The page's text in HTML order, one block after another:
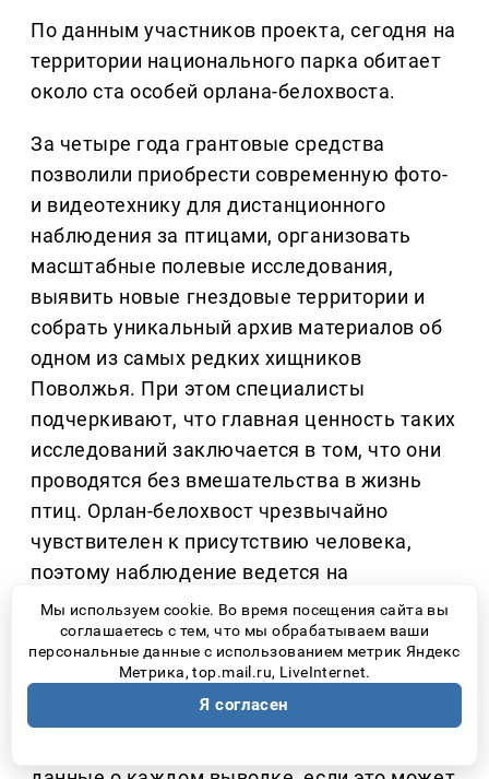
По данным участников проекта, сегодня на
территории национального парка обитает
около ста особей орлана-белохвоста.
За четыре года грантовые средства
позволили приобрести современную фото-
и видеотехнику для дистанционного
наблюдения за птицами, организовать
масштабные полевые исследования,
выявить новые гнездовые территории и
собрать уникальный архив материалов об
одном из самых редких хищников
Поволжья. При этом специалисты
подчеркивают, что главная ценность таких
исследований заключается в том, что они
проводятся без вмешательства в жизнь
птиц. Орлан-белохвост чрезвычайно
чувствителен к присутствию человека,
поэтому наблюдение ведется на
безопасном расстоянии.
Как отметилдиректор национального
парка «Самарская Лука» Евгений
Владимирович Быков,ученые сознательно
Мы используем cookie. Во время посещения сайта вы
соглашаетесь с тем, что мы обрабатываем ваши
персональные данные с использованием метрик Яндекс
Метрика, top.mail.ru, LiveInternet.
Я согласен